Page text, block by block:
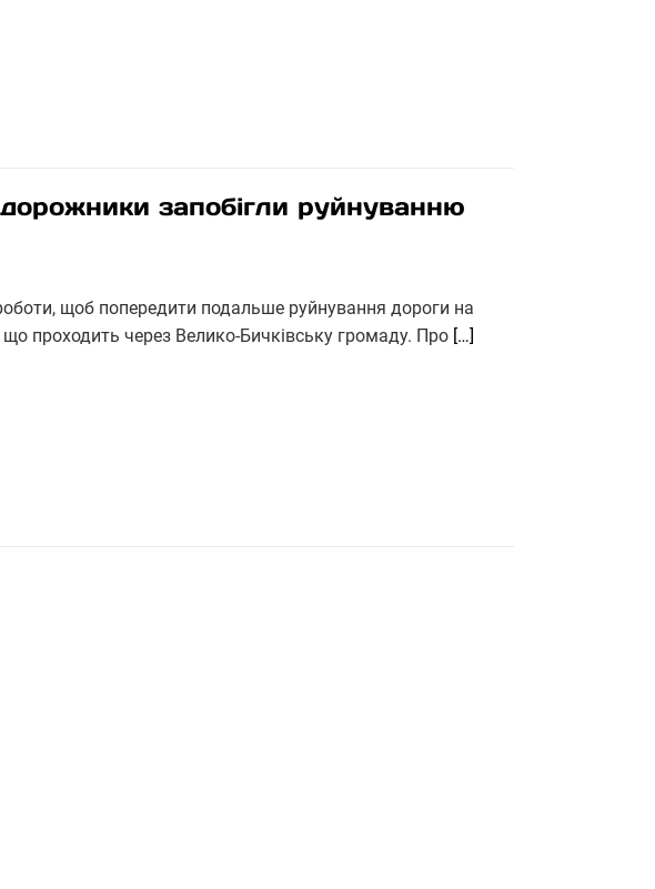
запобігли руйнуванню
щоб попередити подальше руйнування дороги на
проходить через Велико-Бичківську громаду. Про […]